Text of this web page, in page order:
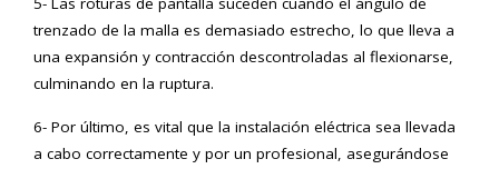
trenzado de la malla es demasiado estrecho, lo que lleva a
una expansión y contracción descontroladas al flexionarse,
culminando en la ruptura.
6- Por último, es vital que la instalación eléctrica sea llevada
a cabo correctamente y por un profesional, asegurándose